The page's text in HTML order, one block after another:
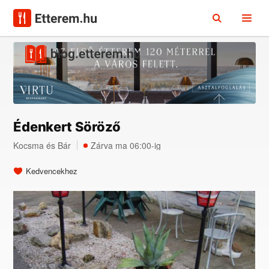
Édenkert Söröző
Kocsma és Bár Zárva ma 06:00-ig
Kedvencekhez